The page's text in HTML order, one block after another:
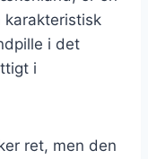
i det
i
ret, men den